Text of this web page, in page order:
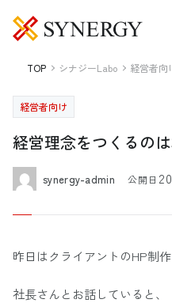
TOP シナジーLabo 経営者向
経営者向け
経営理念をつくるの
synergy-admin 公開日
昨日はクライアントのHP制作
社長さんとお話していると、